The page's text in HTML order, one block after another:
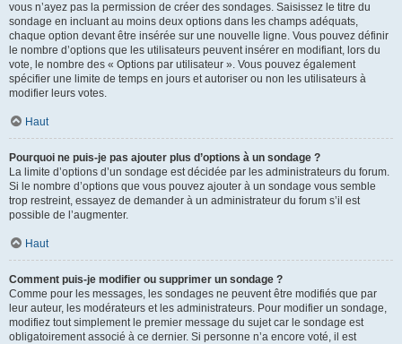
vous n’ayez pas la permission de créer des sondages. Saisissez le titre du
sondage en incluant au moins deux options dans les champs adéquats,
chaque option devant être insérée sur une nouvelle ligne. Vous pouvez définir
le nombre d’options que les utilisateurs peuvent insérer en modifiant, lors du
vote, le nombre des « Options par utilisateur ». Vous pouvez également
spécifier une limite de temps en jours et autoriser ou non les utilisateurs à
modifier leurs votes.
Haut
Pourquoi ne puis-je pas ajouter plus d’options à un sondage ?
La limite d’options d’un sondage est décidée par les administrateurs du forum.
Si le nombre d’options que vous pouvez ajouter à un sondage vous semble
trop restreint, essayez de demander à un administrateur du forum s’il est
possible de l’augmenter.
Haut
Comment puis-je modifier ou supprimer un sondage ?
Comme pour les messages, les sondages ne peuvent être modifiés que par
leur auteur, les modérateurs et les administrateurs. Pour modifier un sondage,
modifiez tout simplement le premier message du sujet car le sondage est
obligatoirement associé à ce dernier. Si personne n’a encore voté, il est